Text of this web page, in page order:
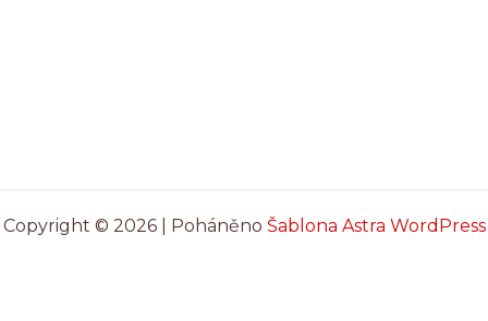
Copyright © 2026 | Poháněno Šablona Astra WordPress